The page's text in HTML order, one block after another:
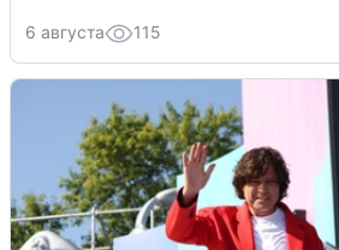
6 августа 115